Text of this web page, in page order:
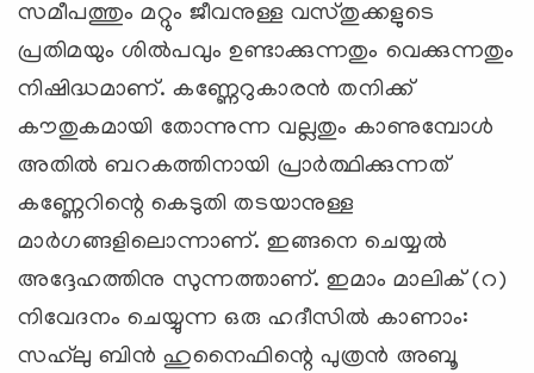
സമീപത്തും മറ്റും ജീവനുള്ള വസ്തുക്കളുടെ
പ്രതിമയും ശില്‍പവും ഉണ്ടാക്കുന്നതും വെക്കുന്നതും
നിഷിദ്ധമാണ്. കണ്ണേറുകാരന്‍ തനിക്ക്
കൗതുകമായി തോന്നുന്ന വല്ലതും കാണുമ്പോള്‍
അതില്‍ ബറകത്തിനായി പ്രാര്‍ത്ഥിക്കുന്നത്
കണ്ണേറിന്റെ കെടുതി തടയാനുള്ള
മാര്‍ഗങ്ങളിലൊന്നാണ്. ഇങ്ങനെ ചെയ്യല്‍
അദ്ദേഹത്തിനു സുന്നത്താണ്. ഇമാം മാലിക് (റ)
നിവേദനം ചെയ്യുന്ന ഒരു ഹദീസില്‍ കാണാം:
സഹ്‌ലു ബിന്‍ ഹുനൈഫിന്റെ പുത്രന്‍ അബൂ